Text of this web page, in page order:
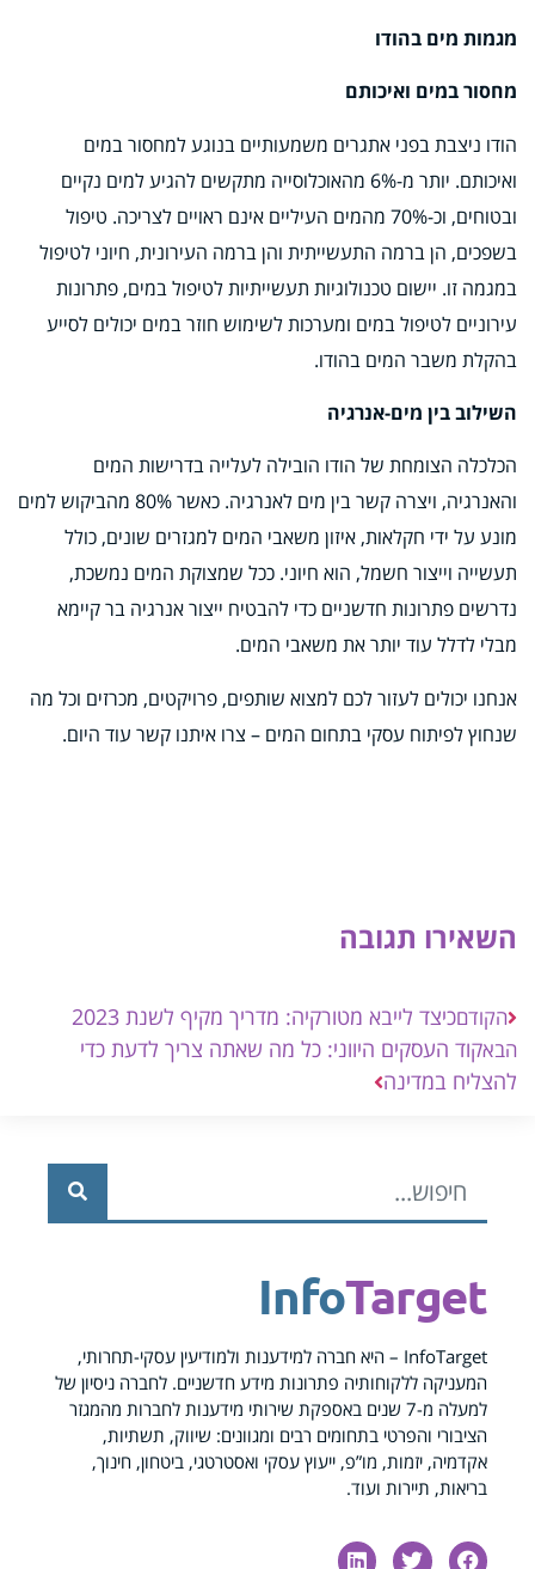
מגמות מים בהודו
מחסור במים ואיכותם
הודו ניצבת בפני אתגרים משמעותיים בנוגע למחסור במים
ואיכותם. יותר מ-6% מהאוכלוסייה מתקשים להגיע למים נקיים
ובטוחים, וכ-70% מהמים העיליים אינם ראויים לצריכה. טיפול
בשפכים, הן ברמה התעשייתית והן ברמה העירונית, חיוני לטיפול
במגמה זו. יישום טכנולוגיות תעשייתיות לטיפול במים, פתרונות
עירוניים לטיפול במים ומערכות לשימוש חוזר במים יכולים לסייע
בהקלת משבר המים בהודו.
השילוב בין מים-אנרגיה
הכלכלה הצומחת של הודו הובילה לעלייה בדרישות המים
והאנרגיה, ויצרה קשר בין מים לאנרגיה. כאשר 80% מהביקוש למים
מונע על ידי חקלאות, איזון משאבי המים למגזרים שונים, כולל
תעשייה וייצור חשמל, הוא חיוני. ככל שמצוקת המים נמשכת,
נדרשים פתרונות חדשניים כדי להבטיח ייצור אנרגיה בר קיימא
מבלי לדלל עוד יותר את משאבי המים.
אנחנו יכולים לעזור לכם למצוא שותפים, פרויקטים, מכרזים וכל מה
שנחוץ לפיתוח עסקי בתחום המים – צרו איתנו קשר עוד היום.
השאירו תגובה
הקודםכיצד לייבא מטורקיה: מדריך מקיף לשנת 2023
הבאקוד העסקים היווני: כל מה שאתה צריך לדעת כדי
להצליח במדינה
InfoTarget
InfoTarget – היא חברה למידענות ולמודיעין עסקי-תחרותי,
המעניקה ללקוחותיה פתרונות מידע חדשניים. לחברה ניסיון של
למעלה מ-7 שנים באספקת שירותי מידענות לחברות מהמגזר
הציבורי והפרטי בתחומים רבים ומגוונים: שיווק, תשתיות,
אקדמיה, יזמות, מו”פ, ייעוץ עסקי ואסטרטגי, ביטחון, חינוך,
בריאות, תיירות ועוד.